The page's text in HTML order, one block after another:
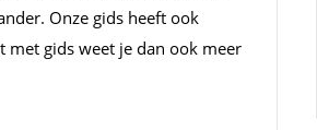
Onze gids heeft ook
met gids weet je dan ook meer